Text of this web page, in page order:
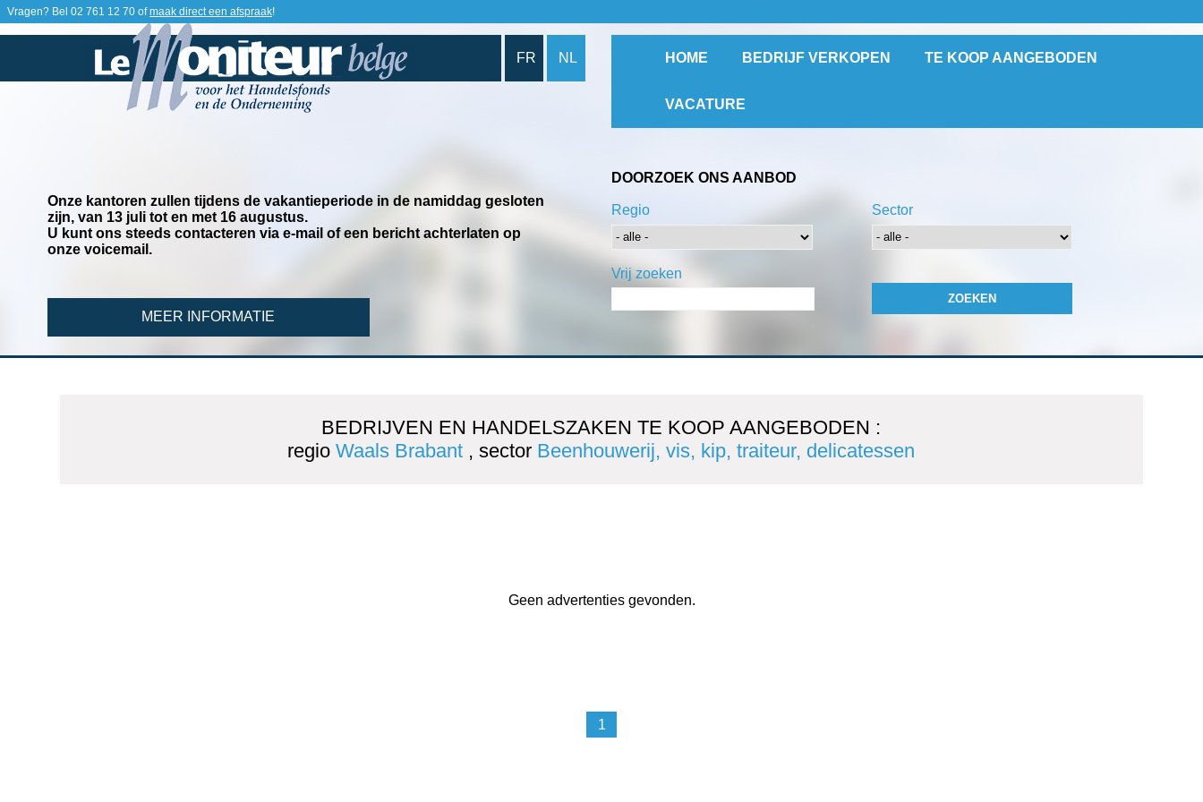
Vragen? Bel 02 761 12 70 ofmaak direct een afspraak!
FR NL HOME BEDRIJF VERKOPEN TE KOOP AANGEBODEN
VACATURE
Onze kantoren zullen tijdens de vakantieperiode in de namiddag gesloten
zijn, van 13 juli tot en met 16 augustus.
U kunt ons steeds contacteren via e-mail of een bericht achterlaten op
onze voicemail.
MEER INFORMATIE
DOORZOEK ONS AANBOD
Regio
Vrij zoeken
Sector
BEDRIJVEN EN HANDELSZAKEN TE KOOP AANGEBODEN :
regioWaals Brabant , sector Beenhouwerij, vis, kip, traiteur, delicatessen
Geen advertenties gevonden.
1